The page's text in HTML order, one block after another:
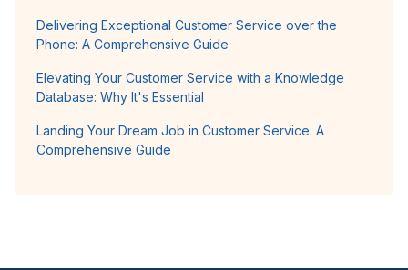
Delivering Exceptional Customer Service over the
Phone: A Comprehensive Guide
Elevating Your Customer Service with a Knowledge
Database: Why It's Essential
Landing Your Dream Job in Customer Service: A
Comprehensive Guide